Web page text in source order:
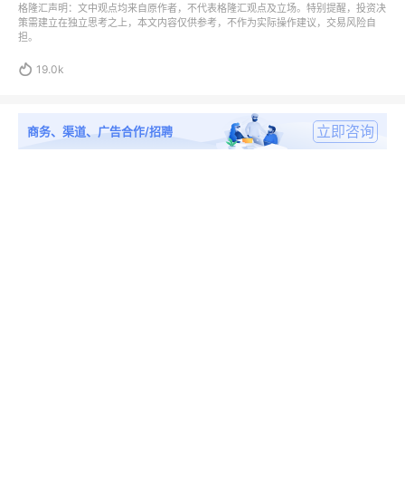
格隆汇声明：文中观点均来自原作者，不代表格隆汇观点及立场。特别提醒，投资决
策需建立在独立思考之上，本文内容仅供参考，不作为实际操作建议，交易风险自
担。
 19.0k
商务、渠道、广告合作/招聘 立即咨询